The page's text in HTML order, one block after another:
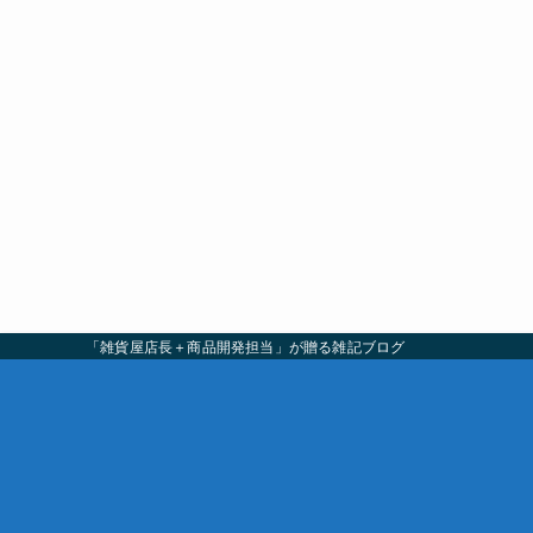
「雑貨屋店長＋商品開発担当」が贈る雑記ブログ